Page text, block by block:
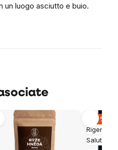
un luogo asciutto e buio.
Salute
-40 %